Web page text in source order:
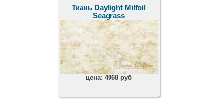
Ткань Daylight Milfoil
Seagrass
цена:4068 руб